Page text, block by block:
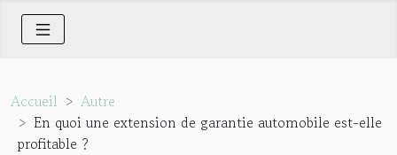
Accueil
Autre
En quoi une extension de garantie automobile est-elle
profitable ?